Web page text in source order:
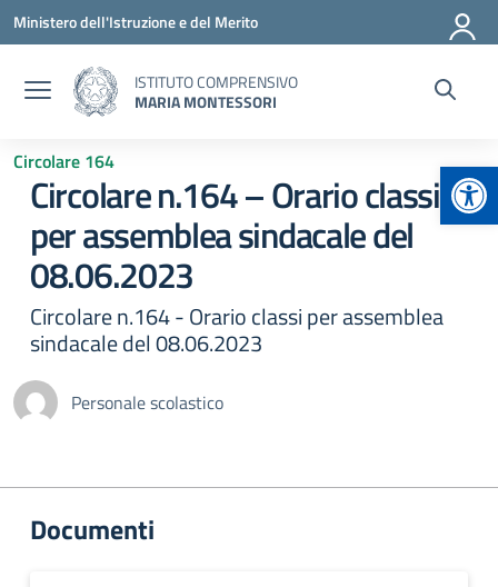
Vai ai contenuti
Vai al menu di navigazione
Vai al footer
Ministero dell'Istruzione e del Merito
ISTITUTO COMPRENSIVO
MARIA MONTESSORI
Circolare 164
Circolare n.164 – Orario classi
per assemblea sindacale del
08.06.2023
Circolare n.164 - Orario classi per assemblea
sindacale del 08.06.2023
Personale scolastico
Documenti